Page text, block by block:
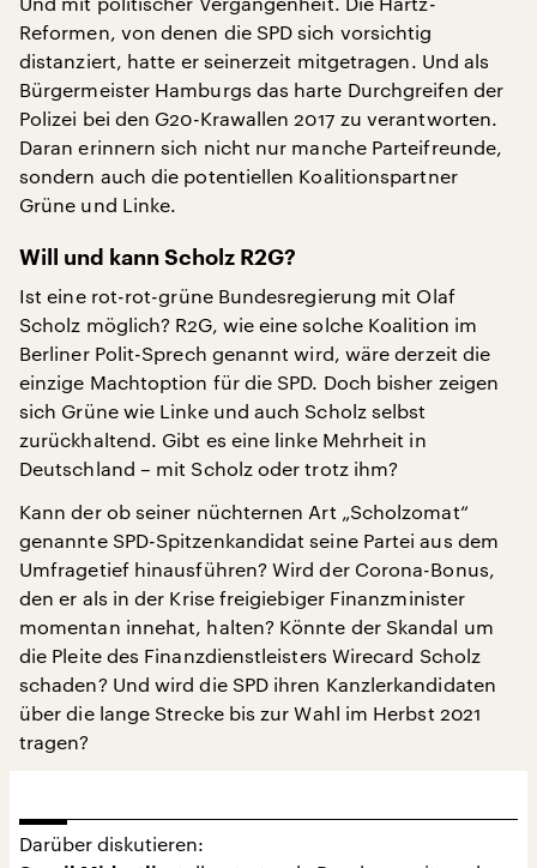
Reformen, von denen die SPD sich vorsichtig
distanziert, hatte er seinerzeit mitgetragen. Und als
Bürgermeister Hamburgs das harte Durchgreifen der
Polizei bei den G20-Krawallen 2017 zu verantworten.
Daran erinnern sich nicht nur manche Parteifreunde,
sondern auch die potentiellen Koalitionspartner
Grüne und Linke.
Will und kann Scholz R2G?
Ist eine rot-rot-grüne Bundesregierung mit Olaf
Scholz möglich? R2G, wie eine solche Koalition im
Berliner Polit-Sprech genannt wird, wäre derzeit die
einzige Machtoption für die SPD. Doch bisher zeigen
sich Grüne wie Linke und auch Scholz selbst
zurückhaltend. Gibt es eine linke Mehrheit in
Deutschland – mit Scholz oder trotz ihm?
Kann der ob seiner nüchternen Art „Scholzomat“
genannte SPD-Spitzenkandidat seine Partei aus dem
Umfragetief hinausführen? Wird der Corona-Bonus,
den er als in der Krise freigiebiger Finanzminister
momentan innehat, halten? Könnte der Skandal um
die Pleite des Finanzdienstleisters Wirecard Scholz
schaden? Und wird die SPD ihren Kanzlerkandidaten
über die lange Strecke bis zur Wahl im Herbst 2021
tragen?
Darüber diskutieren: